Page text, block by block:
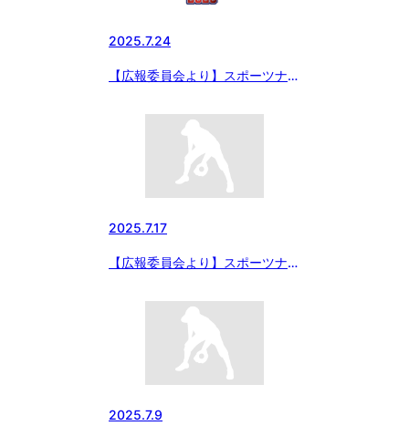
2025.7.24
【広報委員会より】スポーツナビ
4回日本少年野球北海道大会」組
2025.7.17
【広報委員会より】スポーツナビ
場チーム紹介～「インサイドスト
ーリー夏草の賦2025」 第2回 四
日市ボーイズ（三重県支部）
2025.7.9